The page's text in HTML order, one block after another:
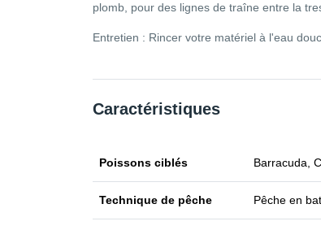
plomb, pour des lignes de traîne entre la
Entretien : Rincer votre matériel à l'eau
Caractéristiques
Poissons ciblés Barracuda,
Technique de pêche Pêche en